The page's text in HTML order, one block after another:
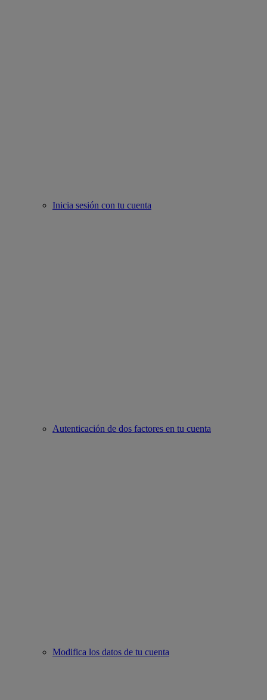
Inicia sesión con tu cuenta
Autenticación de dos factores en tu cuenta
Modifica los datos de tu cuenta